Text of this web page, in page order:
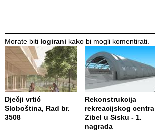
Morate biti logirani kako bi mogli komentirati.
Dječji vrtić
Sloboština, Rad br.
3508
Rekonstrukcija
rekreacijskog centra
Zibel u Sisku - 1.
nagrada